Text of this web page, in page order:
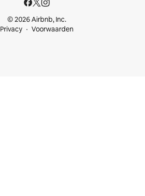
© 2026 Airbnb, Inc.
Privacy
Voorwaarden